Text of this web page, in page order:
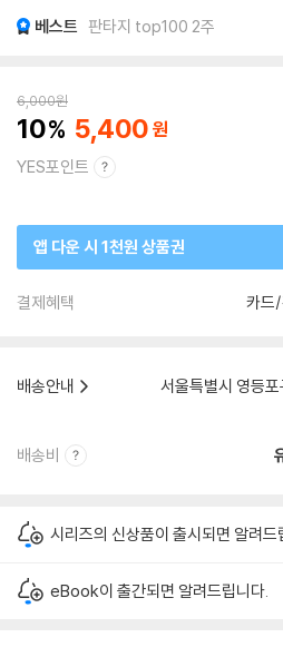
베스트 판타지 top100 2주
6,000원
10 5,400
YES포인트
앱 다운 시 1천원 상품권
결제혜택 카드
배송안내
서울특별시 영등
배송비
시리즈의 신상품이 출시되면 알려드
eBook이 출간되면 알려드립니다.